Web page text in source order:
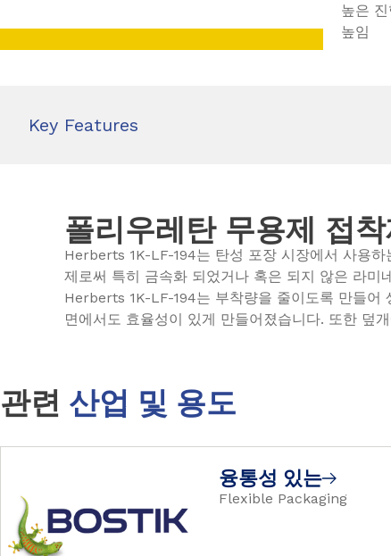
높은
높임
Key Features
폴리우레탄 무용제 접착
Herberts 1K-LF-194는 탄성 포장 시장에서 사용
제로써 특히 금속화 되었거나 혹은 되지 않은 라미
Herberts 1K-LF-194는 부착량을 줄이도록 만들어
면에서도 효율성이 있게 만들어졌습니다. 또한 덮
관련 산업 및 용도
융통성 있는
Flexible Packaging